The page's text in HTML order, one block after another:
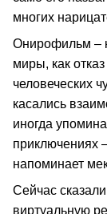
многих
Онирофильм –
миры, как отказ
человеческих
касались
иногда
приключениях
напоминает
Сейчас
виртуальную